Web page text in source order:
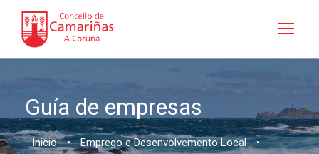
Guía de empresas
Inicio • Emprego e Desenvolvemento Local •